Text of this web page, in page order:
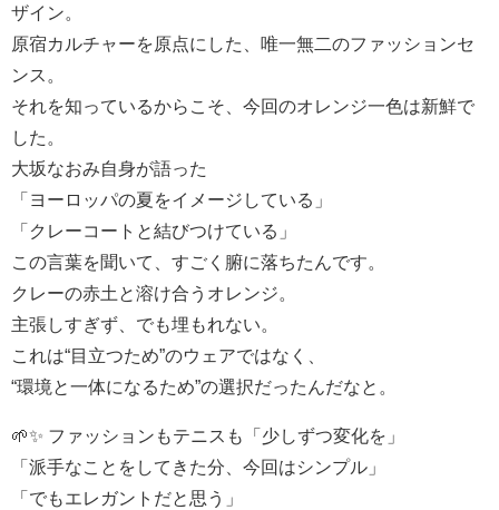
ザイン。
原宿カルチャーを原点にした、唯一無二のファッションセ
ンス。
それを知っているからこそ、今回のオレンジ一色は新鮮で
した。
大坂なおみ自身が語った
「ヨーロッパの夏をイメージしている」
「クレーコートと結びつけている」
この言葉を聞いて、すごく腑に落ちたんです。
クレーの赤土と溶け合うオレンジ。
主張しすぎず、でも埋もれない。
これは“目立つため”のウェアではなく、
“環境と一体になるため”の選択だったんだなと。
🌱✨ ファッションもテニスも「少しずつ変化を」
「派手なことをしてきた分、今回はシンプル」
「でもエレガントだと思う」